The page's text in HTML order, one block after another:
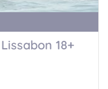
18+